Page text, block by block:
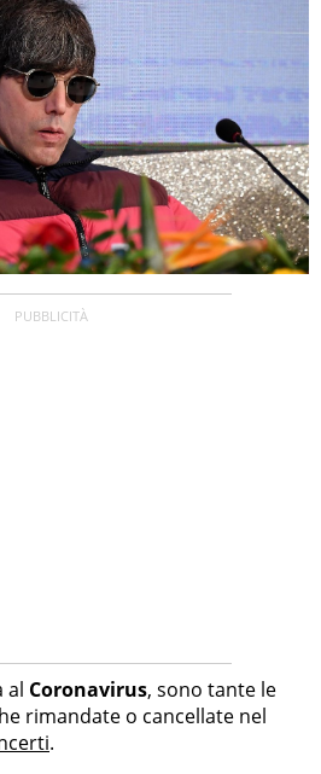
al Coronavirus, sono tante le
rimandate o cancellate nel
.